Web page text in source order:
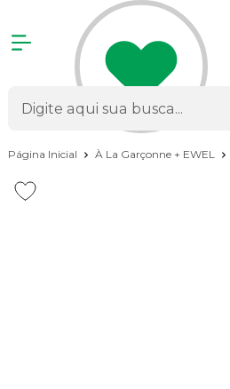
Página Inicial À La Garçonne + EWEL